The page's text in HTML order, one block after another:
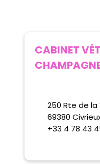
CABINET
250 Rte de la
69380
+33 4 78 43